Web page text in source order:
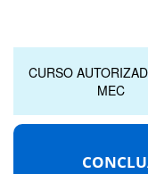
CURSO
MEC